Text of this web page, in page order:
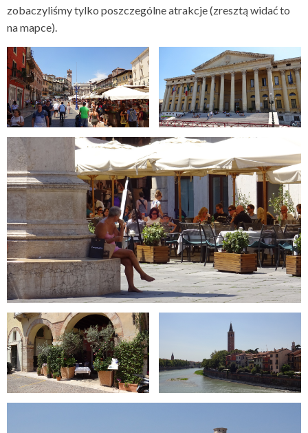
zobaczyliśmy tylko poszczególne atrakcje (zresztą widać to
na mapce).